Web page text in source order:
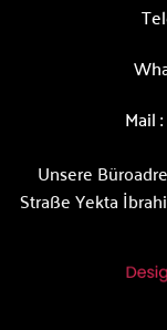
Mail :
Unsere
Straße Yekta